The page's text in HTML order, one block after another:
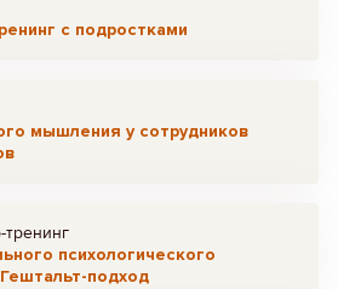
с подростками
мышления у сотрудников
психологического
подход